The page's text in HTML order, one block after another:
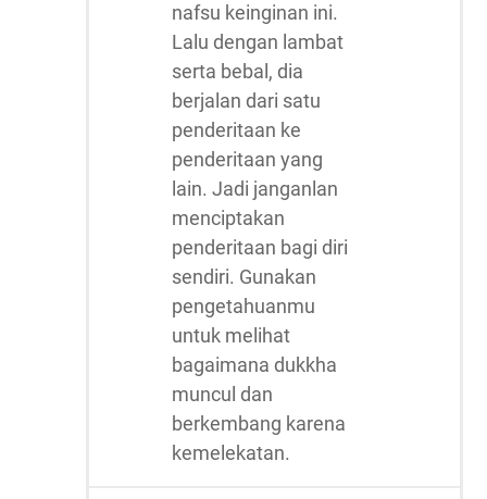
nafsu keinginan ini.
Lalu dengan lambat
serta bebal, dia
berjalan dari satu
penderitaan ke
penderitaan yang
lain. Jadi janganlan
menciptakan
penderitaan bagi diri
sendiri. Gunakan
pengetahuanmu
untuk melihat
bagaimana dukkha
muncul dan
berkembang karena
kemelekatan.